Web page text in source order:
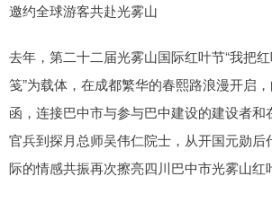
邀约全球游客共赴光雾山
去年，第二十二届光雾山国际红叶节“我把
笺”为载体，在成都繁华的春熙路浪漫开启
函，连接巴中市与参与巴中建设的建设者和
官兵到探月总师吴伟仁院士，从开国元勋后
际的情感共振再次擦亮四川巴中市光雾山红